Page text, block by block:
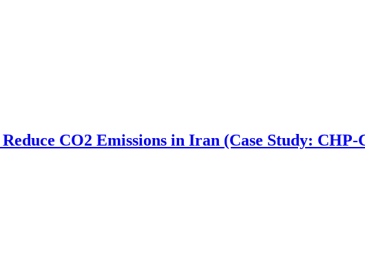
CO2 Emissions in Iran (Case Study: CHP-